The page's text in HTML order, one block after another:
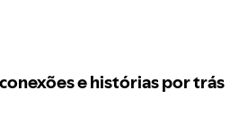
e histórias por trás